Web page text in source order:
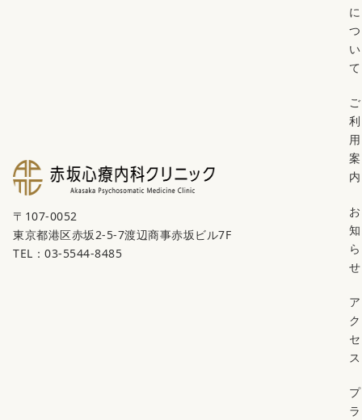
〒107-0052
東京都港区赤坂2-5-7渡辺商事赤坂ビル7F
TEL：03-5544-8485
に
つ
い
て
ご
利
用
案
内
お
知
ら
せ
ア
ク
セ
ス
プ
ラ